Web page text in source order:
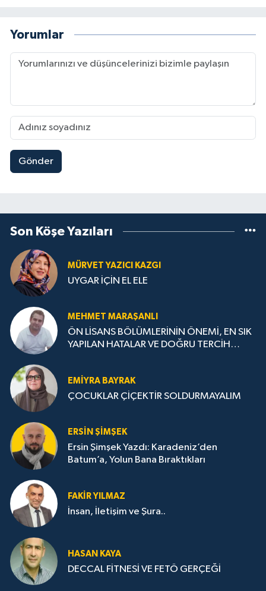
Yorumlar
Gönder
Son Köşe Yazıları
MÜRVET YAZICI KAZGI
UYGAR İÇİN EL ELE
MEHMET MARAŞANLI
ÖN LİSANS BÖLÜMLERİNİN ÖNEMİ, EN SIK
YAPILAN HATALAR VE DOĞRU TERCİH
EMIYRA BAYRAK
ÇOCUKLAR ÇİÇEKTİR SOLDURMAYALIM
ERSIN ŞIMŞEK
Ersin Şimşek Yazdı: Karadeniz’den
Batum’a, Yolun Bana Bıraktıkları
FAKIR YILMAZ
İnsan, İletişim ve Şura..
HASAN KAYA
DECCAL FİTNESİ VE FETÖ GERÇEĞİ